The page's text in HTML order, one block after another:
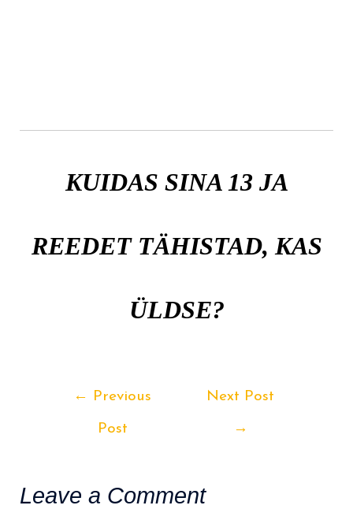
KUIDAS SINA 13 JA
REEDET TÄHISTAD, KAS
ÜLDSE?
← Previous
Post
Next Post
→
Leave a Comment